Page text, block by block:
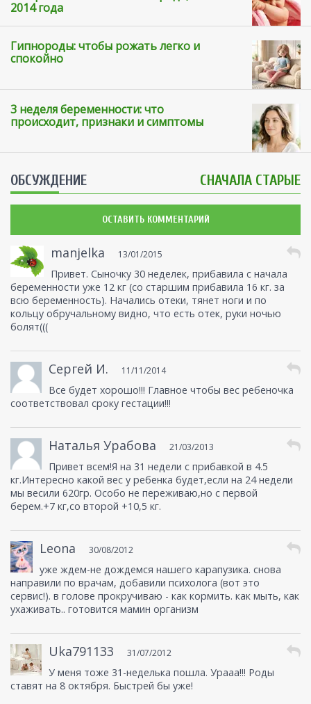
2014 года
Гипнороды: чтобы рожать легко и
спокойно
3 неделя беременности: что
происходит, признаки и симптомы
ОБСУЖДЕНИЕ СНАЧАЛА СТАРЫЕ
ОСТАВИТЬ КОММЕНТАРИЙ
manjelka 13/01/2015
Привет. Сыночку 30 неделек, прибавила с начала
беременности уже 12 кг (со старшим прибавила 16 кг. за
всю беременность). Начались отеки, тянет ноги и по
кольцу обручальному видно, что есть отек, руки ночью
болят(((
Сергей И. 11/11/2014
Все будет хорошо!!! Главное чтобы вес ребеночка
соответствовал сроку гестации!!!
Наталья Урабова 21/03/2013
Привет всем!Я на 31 недели с прибавкой в 4.5
кг.Интересно какой вес у ребенка будет,если на 24 недели
мы весили 620гр. Особо не переживаю,но с первой
берем.+7 кг,со второй +10,5 кг.
Leona 30/08/2012
уже ждем-не дождемся нашего карапузика. снова
направили по врачам, добавили психолога (вот это
сервис!). в голове прокручиваю - как кормить. как мыть, как
ухаживать.. готовится мамин организм
Uka791133 31/07/2012
У меня тоже 31-неделька пошла. Урааа!!! Роды
ставят на 8 октября. Быстрей бы уже!